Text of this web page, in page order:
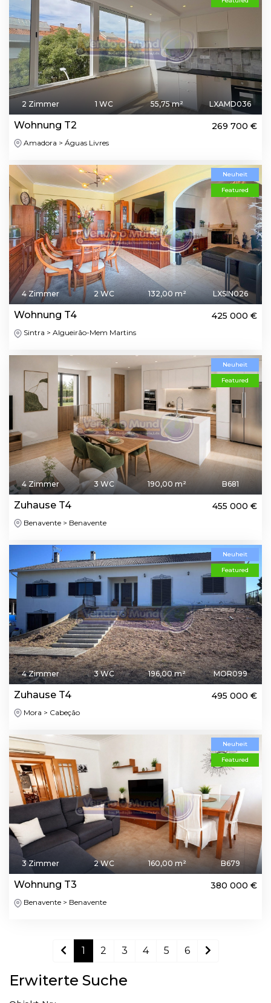
2 Zimmer 1 WC 55,75 m² LXAMD036
Wohnung T2 269 700 €
Amadora > Águas Livres
Neuheit
Featured
4 Zimmer 2 WC 132,00 m² LXSIN026
Wohnung T4 425 000 €
Sintra > Algueirão-Mem Martins
Neuheit
Featured
4 Zimmer 3 WC 190,00 m² B681
Zuhause T4 455 000 €
Benavente > Benavente
Neuheit
Featured
4 Zimmer 3 WC 196,00 m² MOR099
Zuhause T4 495 000 €
Mora > Cabeção
Neuheit
Featured
3 Zimmer 2 WC 160,00 m² B679
Wohnung T3 380 000 €
Benavente > Benavente
1 2 3 4 5 6
Erwiterte Suche